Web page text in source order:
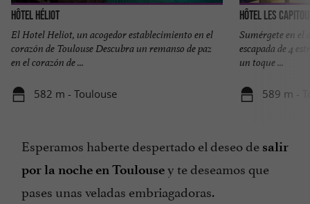
Hôtel Héliot
El Hotel Heliot, un acogedor establecimiento en el
corazón de Toulouse Descubra un remanso de paz
en el corazón de ...
582 m - Toulouse
Hôtel les
Sumérgete en el
escapada de 4
un toque ...
589 m -
Esperamos haberte despertado el deseo de salir
por la noche en Toulousey te deseamos que
pases unas veladas embriagadoras.